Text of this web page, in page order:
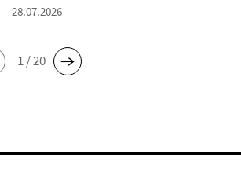
28.07.2026
1 / 20